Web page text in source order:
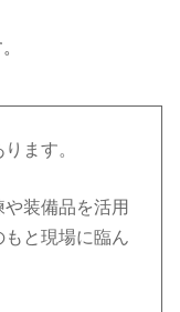
ます。
装備品を活用
と現場に臨ん